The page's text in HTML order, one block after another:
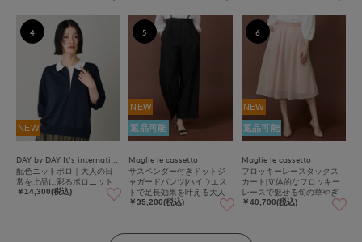
NEW
配色ニットポロ｜大人の日
常を上品に彩るポロニット
￥14,300(税込)
4
NEW
返品可能
Maglie le cassetto
サスペンダー付きドットジ
ャガードパンツ|ハイウエス
トで足長効果を叶える大人
パンツ
￥35,200(税込)
5
NEW
返品可能
Maglie le cassetto
フロッキーレースタックス
カート|立体的なフロッキー
レースで魅せる旬の華やぎ
￥40,700(税込)
6